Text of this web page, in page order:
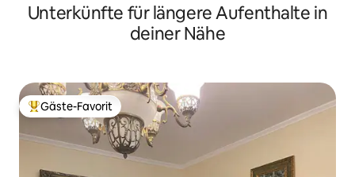
Unterkünfte für längere Aufenthalte in
deiner Nähe
Beliebter Gäste-Favorit.
Gäste-Favorit